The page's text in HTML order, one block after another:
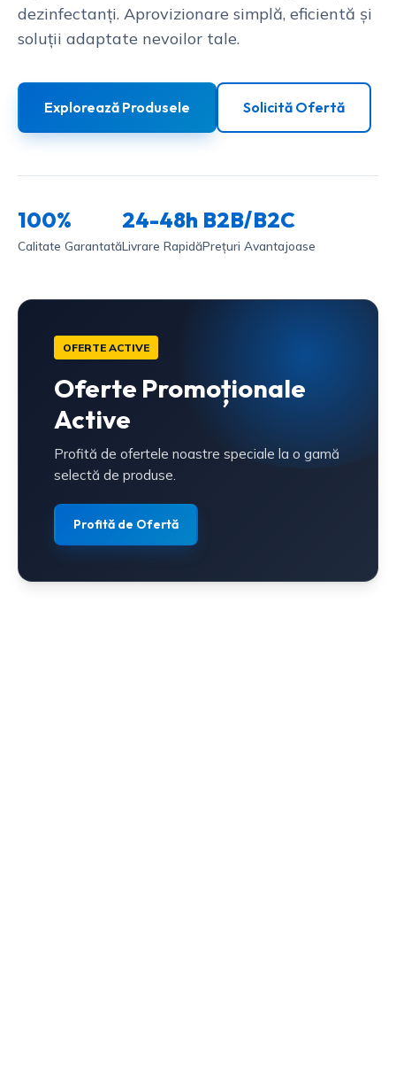
dezinfectanți. Aprovizionare simplă, eficientă și
soluții adaptate nevoilor tale.
Explorează Produsele Solicită Ofertă
100%
Calitate Garantată
24-48h
Livrare Rapidă
B2B/B2C
Prețuri Avantajoase
OFERTE ACTIVE
Oferte Promoționale
Active
Profită de ofertele noastre speciale la o gamă
selectă de produse.
Profită de Ofertă